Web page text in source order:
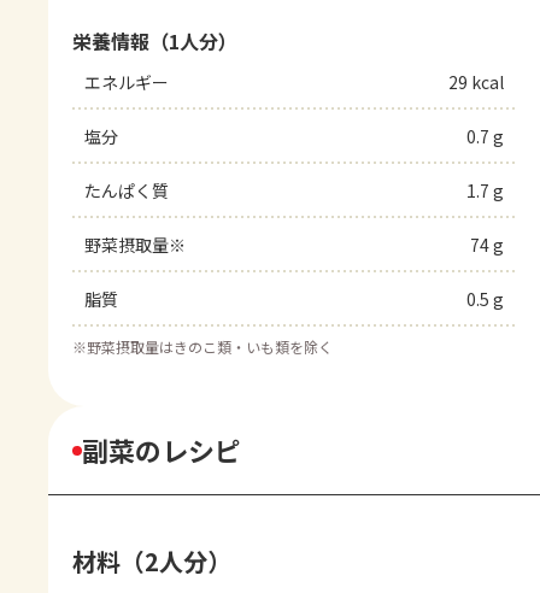
栄養情報（1人分）
エネルギー 29 kcal
塩分 0.7 g
たんぱく質 1.7 g
野菜摂取量※ 74 g
脂質 0.5 g
※野菜摂取量はきのこ類・いも類を除く
副菜のレシピ
材料（2人分）